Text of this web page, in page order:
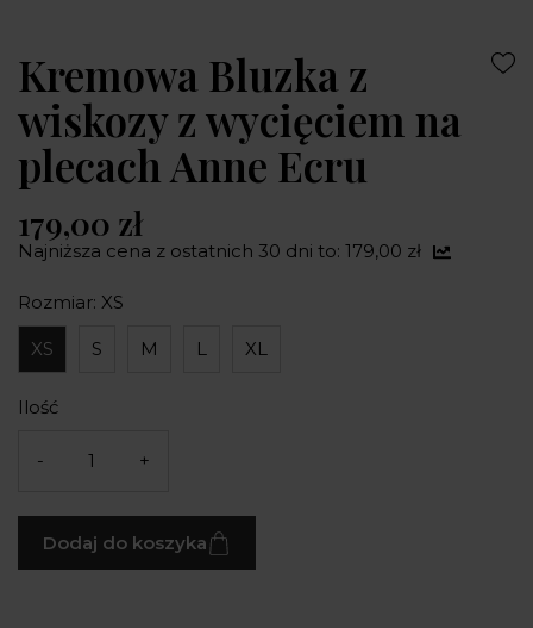
Kremowa Bluzka z
wiskozy z wycięciem na
plecach Anne Ecru
179,00 zł
Najniższa cena z ostatnich 30 dni to: 179,00 zł
Rozmiar: XS
XS S M L XL
Ilość
- +
Dodaj do koszyka